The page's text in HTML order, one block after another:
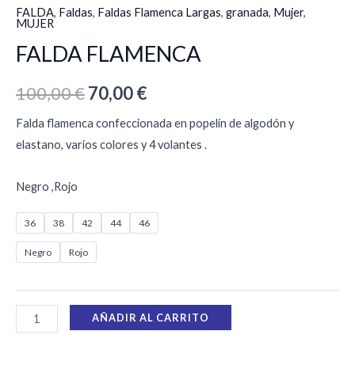
FALDA, Faldas, Faldas Flamenca Largas, granada, Mujer,
MUJER
FALDA FLAMENCA
100,00€70,00€
Falda flamenca confeccionada en popelín de algodón y
elastano, varios colores y 4 volantes .
Negro ,Rojo
36 38 42 44 46
Negro Rojo
AÑADIR AL CARRITO